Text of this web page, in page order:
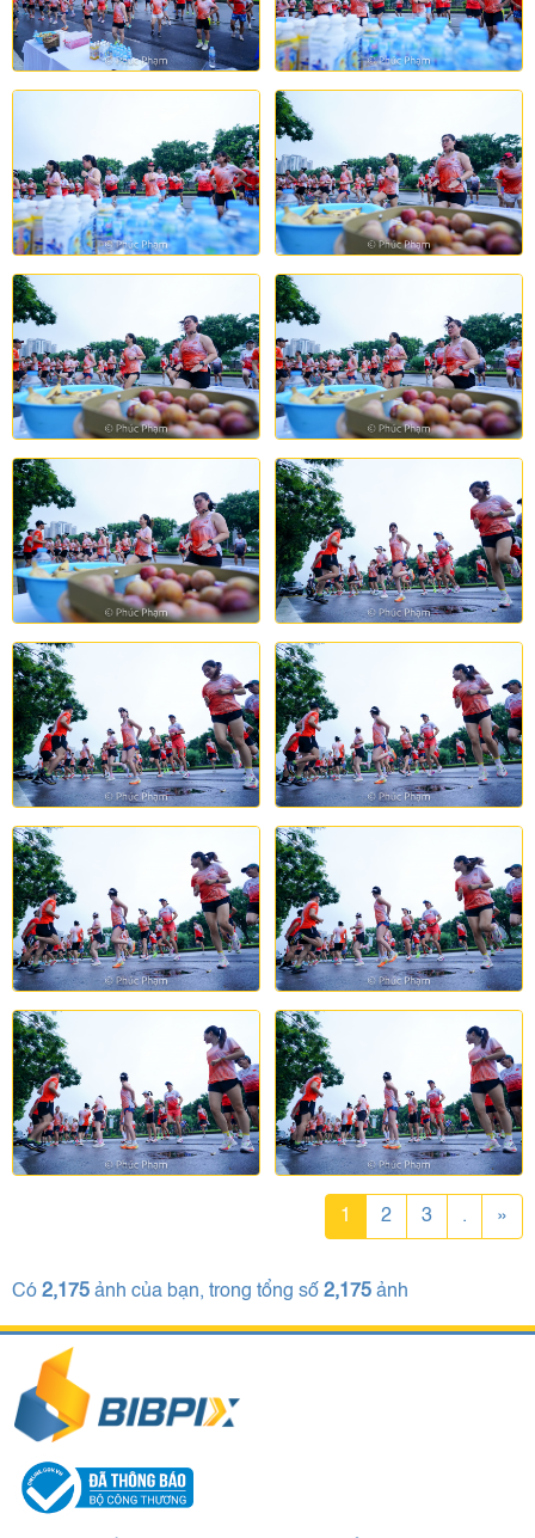
1 2 3 . »
Có 2,175 ảnh của bạn, trong tổng số 2,175 ảnh